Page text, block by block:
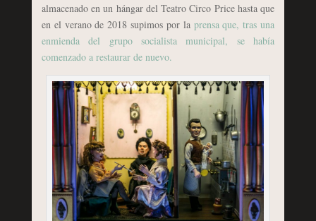
almacenado en un hángar del Teatro Circo Price hasta que
en el verano de 2018 supimos por la prensa que, tras una
enmienda del grupo socialista municipal, se había
comenzado a restaurar de nuevo.